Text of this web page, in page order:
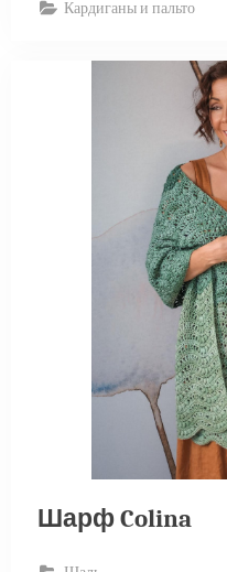
Кардиганы и пальто
Шарф Colina